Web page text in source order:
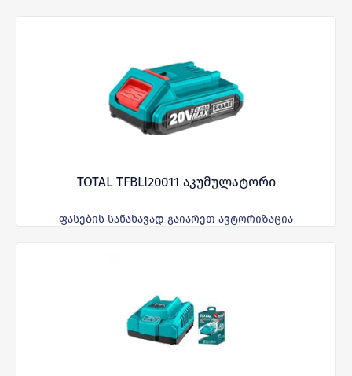
TOTAL TFBLI20011 აკუმულატორი
ფასების სანახავად გაიარეთ ავტორიზაცია